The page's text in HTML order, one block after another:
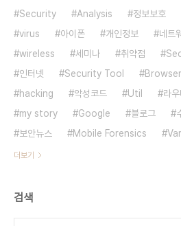
Security
Analysis 정보보호
virus
아이폰 개인정보 네트
wireless
세미나 취약점
인터넷
Security Tool Browser
hacking
악성코드 Util 라우
my story
Google 블로그
보안뉴스
Mobile Forensics
더보기
검색